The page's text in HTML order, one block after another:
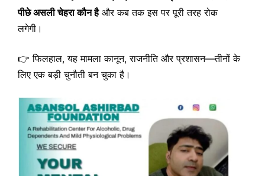
पीछे असली चेहरा कौन हैऔर कब तक इस पर पूरी तरह रोक
लगेगी।
👉 फिलहाल, यह मामला कानून, राजनीति और प्रशासन—तीनों के
लिए एक बड़ी चुनौती बन चुका है।